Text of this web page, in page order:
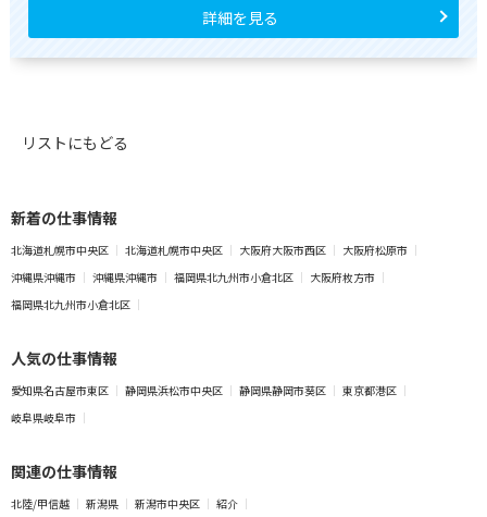
詳細を見る
リストにもどる
新着の仕事情報
北海道札幌市中央区 北海道札幌市中央区 大阪府大阪市西区
大阪府松原市
沖縄県沖縄市
沖縄県沖縄市 福岡県北九州市小倉北区
大阪府枚方市
福岡県北九州市小倉北区
人気の仕事情報
愛知県名古屋市東区 静岡県浜松市中央区 静岡県静岡市葵区
東京都港区
岐阜県岐阜市
関連の仕事情報
北陸/甲信越 新潟県 新潟市中央区 紹介